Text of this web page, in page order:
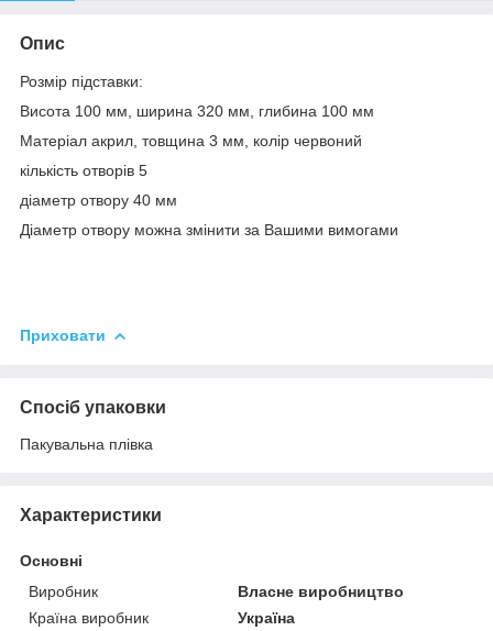
Опис
Розмір підставки:
Висота 100 мм, ширина 320 мм, глибина 100 мм
Матеріал акрил, товщина 3 мм, колір червоний
кількість отворів 5
діаметр отвору 40 мм
Діаметр отвору можна змінити за Вашими вимогами
Приховати
Спосіб упаковки
Пакувальна плівка
Характеристики
Основні
Виробник
Власне виробництво
Країна виробник
Україна